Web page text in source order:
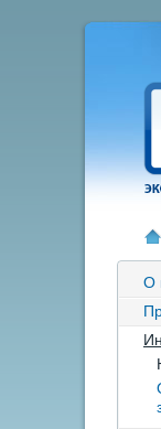
О